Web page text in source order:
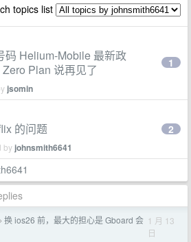
topics list
码 Helium-Mobile 最新政
Plan 说再见了
jsomin
1
的问题
by johnsmith6641
2
› 换 ios26 前，最大的担心是 Gboard 会 1 月 13
日